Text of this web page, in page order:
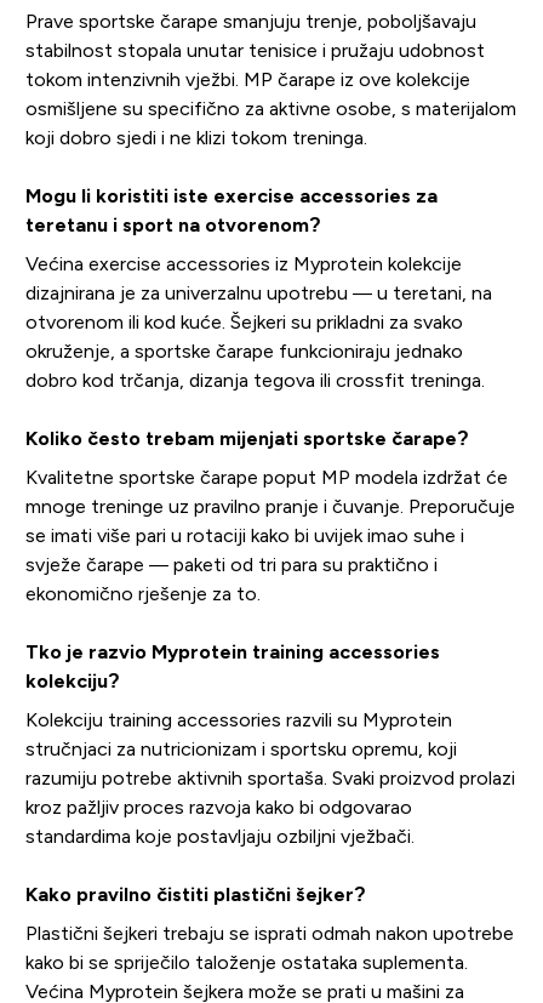
Prave sportske čarape smanjuju trenje, poboljšavaju
stabilnost stopala unutar tenisice i pružaju udobnost
tokom intenzivnih vježbi. MP čarape iz ove kolekcije
osmišljene su specifično za aktivne osobe, s materijalom
koji dobro sjedi i ne klizi tokom treninga.
Mogu li koristiti iste exercise accessories za
teretanu i sport na otvorenom?
Većina exercise accessories iz Myprotein kolekcije
dizajnirana je za univerzalnu upotrebu — u teretani, na
otvorenom ili kod kuće. Šejkeri su prikladni za svako
okruženje, a sportske čarape funkcioniraju jednako
dobro kod trčanja, dizanja tegova ili crossfit treninga.
Koliko često trebam mijenjati sportske čarape?
Kvalitetne sportske čarape poput MP modela izdržat će
mnoge treninge uz pravilno pranje i čuvanje. Preporučuje
se imati više pari u rotaciji kako bi uvijek imao suhe i
svježe čarape — paketi od tri para su praktično i
ekonomično rješenje za to.
Tko je razvio Myprotein training accessories
kolekciju?
Kolekciju training accessories razvili su Myprotein
stručnjaci za nutricionizam i sportsku opremu, koji
razumiju potrebe aktivnih sportaša. Svaki proizvod prolazi
kroz pažljiv proces razvoja kako bi odgovarao
standardima koje postavljaju ozbiljni vježbači.
Kako pravilno čistiti plastični šejker?
Plastični šejkeri trebaju se isprati odmah nakon upotrebe
kako bi se spriječilo taloženje ostataka suplementa.
Većina Myprotein šejkera može se prati u mašini za